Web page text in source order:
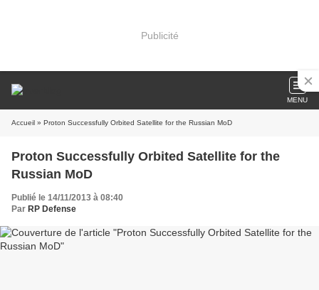
Publicité
MENU
Accueil » Proton Successfully Orbited Satellite for the Russian MoD
Proton Successfully Orbited Satellite for the
Russian MoD
Publié le 14/11/2013 à 08:40
Par RP Defense